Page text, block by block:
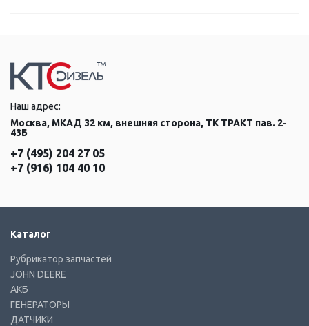
Наш адрес:
Москва, МКАД 32 км, внешняя сторона, ТК ТРАКТ пав. 2-
43Б
+7 (495) 204 27 05
+7 (916) 104 40 10
Каталог
Рубрикатор запчастей
JOHN DEERE
АКБ
ГЕНЕРАТОРЫ
ДАТЧИКИ